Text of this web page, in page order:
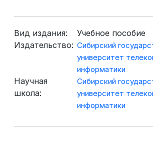
Вид издания:
Учебное пособие
Издательство: Сибирский
университет
информатики
Научная
школа:
Сибирский
университет
информатики